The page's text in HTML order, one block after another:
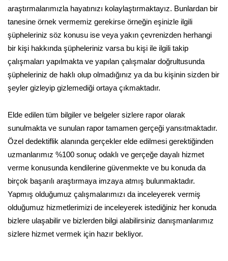
araştırmalarımızla hayatınızı kolaylaştırmaktayız. Bunlardan bir
tanesine örnek vermemiz gerekirse örneğin eşinizle ilgili
şüpheleriniz söz konusu ise veya yakın çevrenizden herhangi
bir kişi hakkında şüpheleriniz varsa bu kişi ile ilgili takip
çalışmaları yapılmakta ve yapılan çalışmalar doğrultusunda
şüpheleriniz de haklı olup olmadığınız ya da bu kişinin sizden bir
şeyler gizleyip gizlemediği ortaya çıkmaktadır.
Elde edilen tüm bilgiler ve belgeler sizlere rapor olarak
sunulmakta ve sunulan rapor tamamen gerçeği yansıtmaktadır.
Özel dedektiflik alanında gerçekler elde edilmesi gerektiğinden
uzmanlarımız %100 sonuç odaklı ve gerçeğe dayalı hizmet
verme konusunda kendilerine güvenmekte ve bu konuda da
birçok başarılı araştırmaya imzaya atmış bulunmaktadır.
Yapmış olduğumuz çalışmalarımızı da inceleyerek vermiş
olduğumuz hizmetlerimizi de inceleyerek istediğiniz her konuda
bizlere ulaşabilir ve bizlerden bilgi alabilirsiniz danışmanlarımız
sizlere hizmet vermek için hazır bekliyor.